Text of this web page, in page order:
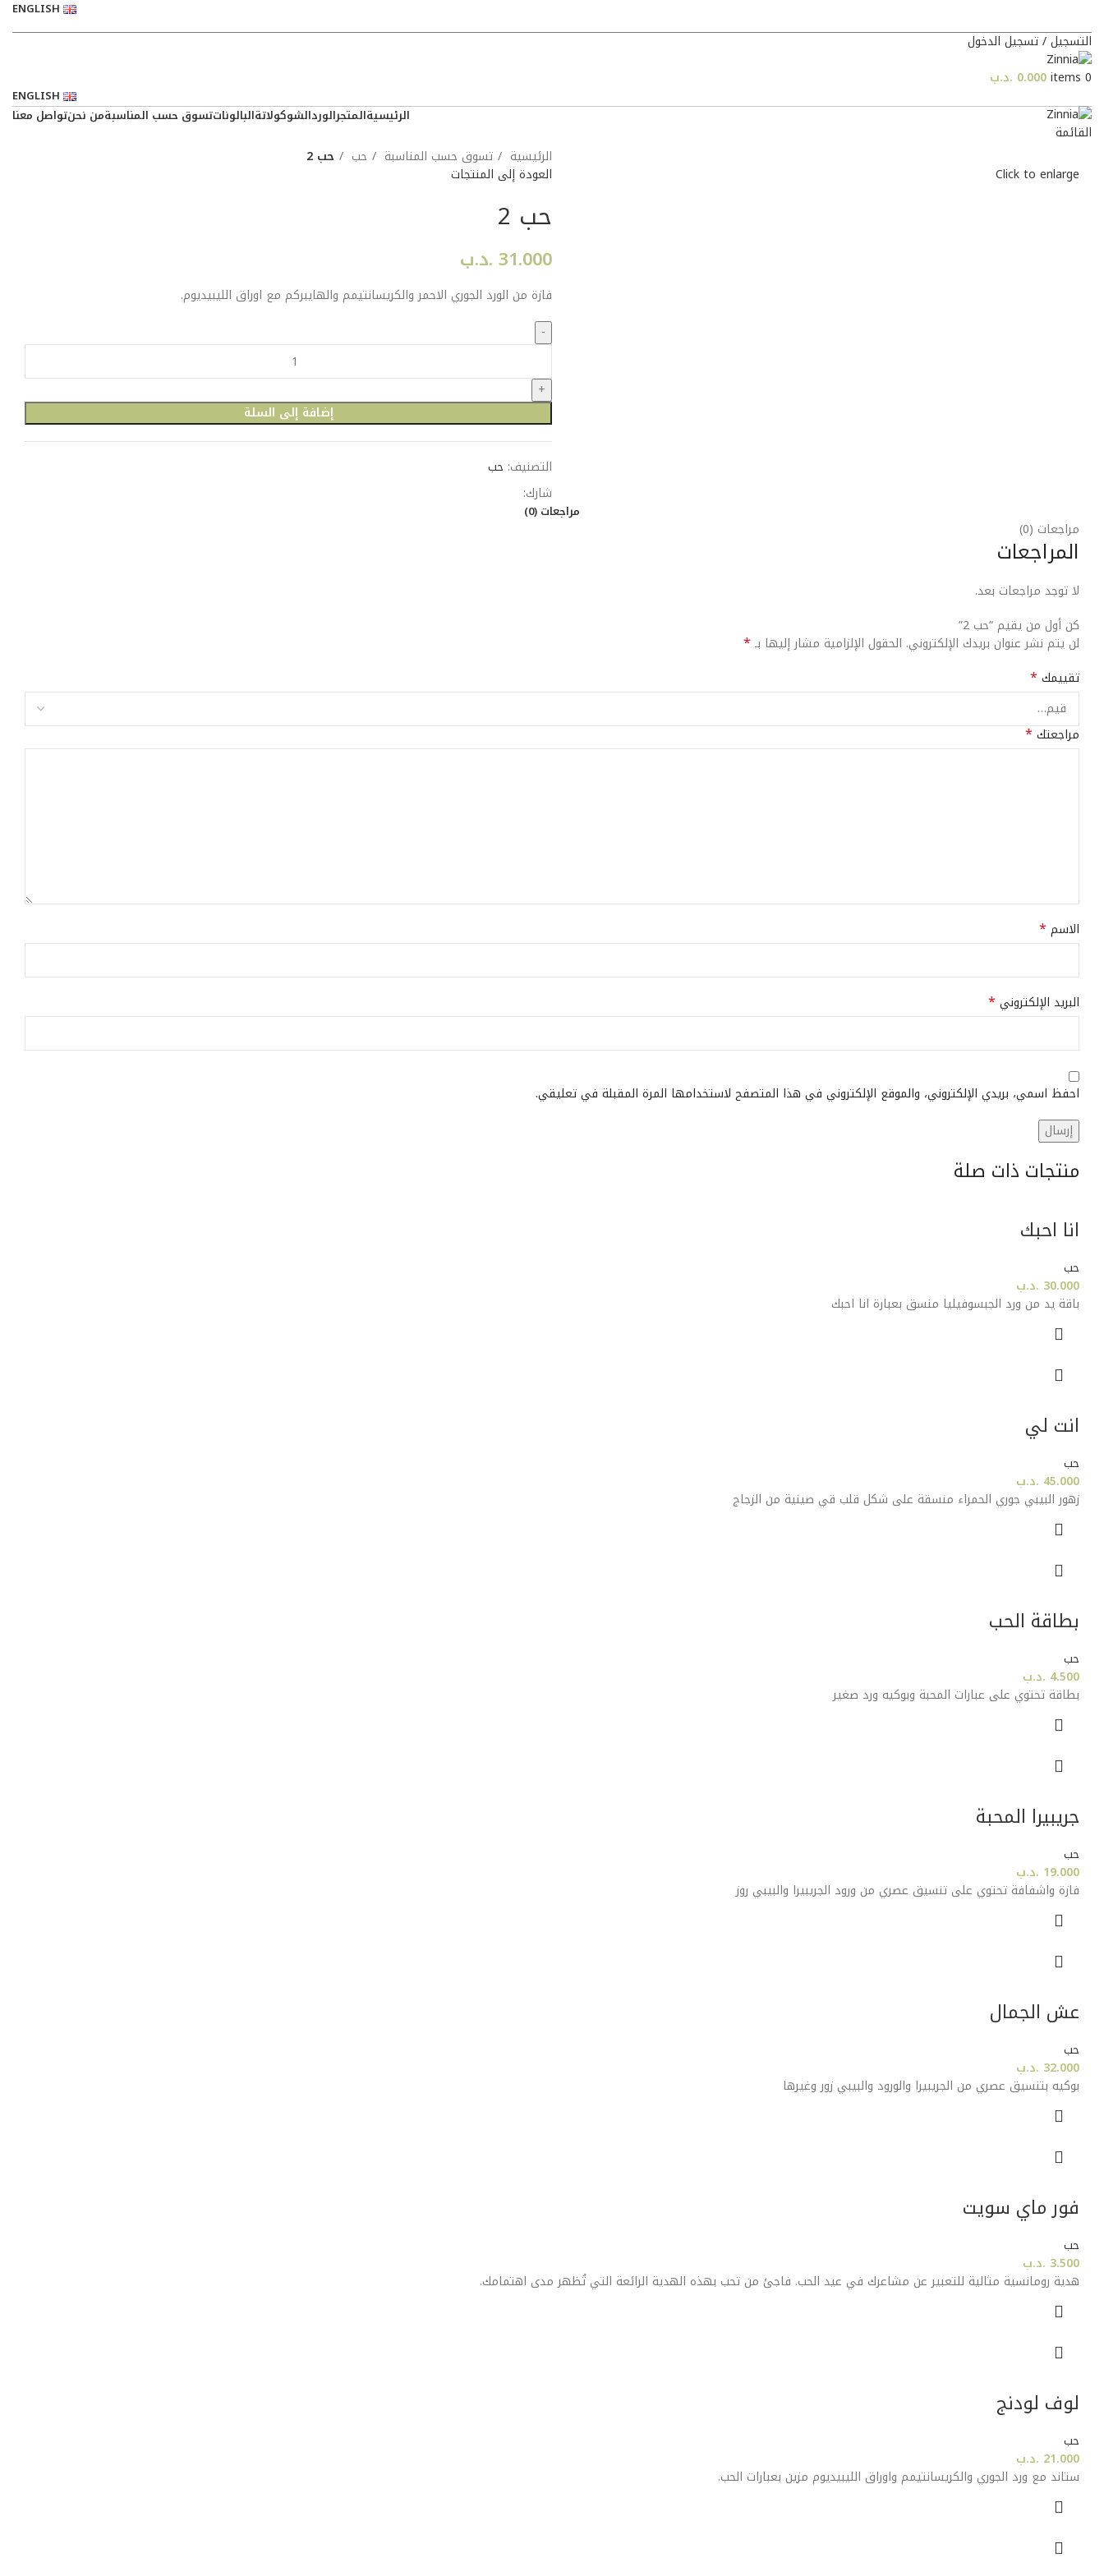
ENGLISH
التسجيل / تسجيل الدخول
0
items
0.000 .د.ب
ENGLISH
القائمة
الرئيسيةالمتجرالوردالشوكولاتةالبالوناتتسوق حسب المناسبةمن نحنتواصل معنا
Click to enlarge
الرئيسية تسوق حسب المناسبة حب
حب 2
العودة إلى المنتجات
حب 2
31.000.د.ب
فازة من الورد الجوري الاحمر والكريسانتيمم والهايبركم مع اوراق الليبيديوم.
إضافة إلى السلة
التصنيف: حب
شارك:
مراجعات (0)
مراجعات (0)
المراجعات
لا توجد مراجعات بعد.
كن أول من يقيم “حب 2”
لن يتم نشر عنوان بريدك الإلكتروني. الحقول الإلزامية مشار إليها بـ *
تقييمك *
مراجعتك*
الاسم *
البريد الإلكتروني *
احفظ اسمي، بريدي الإلكتروني، والموقع الإلكتروني في هذا المتصفح لاستخدامها المرة المقبلة في تعليقي.
منتجات ذات صلة
انا احبك
حب
30.000 .د.ب
باقة يد من ورد الجبسوفيليا منسق بعبارة انا احبك
انت لي
حب
45.000 .د.ب
زهور البيبي جوري الحمراء منسقة على شكل قلب قي صينية من الزجاج
بطاقة الحب
حب
4.500 .د.ب
بطاقة تحتوي على عبارات المحبة وبوكيه ورد صغير
جريبيرا المحبة
حب
19.000 .د.ب
فازة واشفافة تحتوي على تنسيق عصري من ورود الجريبيرا والبيبي روز
عش الجمال
حب
32.000 .د.ب
بوكيه بتنسيق عصري من الجريبيرا والورود والبيبي زور وغيرها
فور ماي سويت
حب
3.500 .د.ب
هدية رومانسية مثالية للتعبير عن مشاعرك في عيد الحب. فاجئ من تحب بهذه الهدية الرائعة التي تُظهر مدى اهتمامك.
لوف لودنج
حب
21.000 .د.ب
ستاند مع ورد الجوري والكريسانتيمم واوراق الليبيديوم مزين بعبارات الحب.